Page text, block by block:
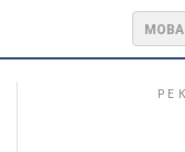
МОВА